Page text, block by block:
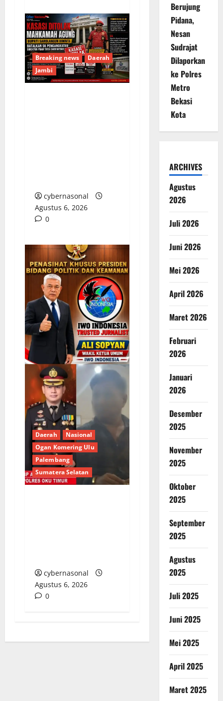
Breaking news
Daerah
Jambi
cybernasonal
Agustus 6, 2026
0
Daerah
Nasional
Ogan Komering Ulu
Palembang
Sumatera Selatan
cybernasonal
Agustus 6, 2026
0
Berujung
Pidana,
Nesan
Sudrajat
Dilaporkan
ke Polres
Metro
Bekasi
Kota
ARCHIVES
Agustus
2026
Juli 2026
Juni 2026
Mei 2026
April 2026
Maret 2026
Februari
2026
Januari
2026
Desember
2025
November
2025
Oktober
2025
September
2025
Agustus
2025
Juli 2025
Juni 2025
Mei 2025
April 2025
Maret 2025